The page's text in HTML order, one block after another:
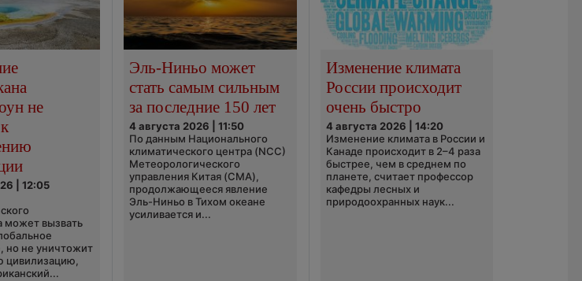
не
| 12:05
может вызвать
но не уничтожит
цивилизацию,
Эль-Ниньо может
стать самым сильным
за последние 150 лет
4 августа 2026 | 11:50
По данным Национального
климатического центра (NCC)
Метеорологического
управления Китая (CMA),
продолжающееся явление
Эль-Ниньо в Тихом океане
усиливается и...
Изменение климата
России происходит
очень быстро
4 августа 2026 | 14:20
Изменение климата в России и
Канаде происходит в 2–4 раза
быстрее, чем в среднем по
планете, считает профессор
кафедры лесных и
природоохранных наук...